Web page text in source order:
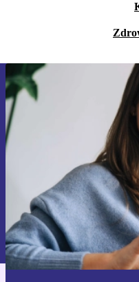
Zapisz
Nie
Informacje na temat
naszej
Polityce prywatności